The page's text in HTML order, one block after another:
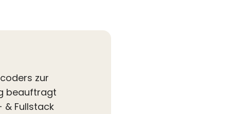
zur
beauftragt
& Fullstack